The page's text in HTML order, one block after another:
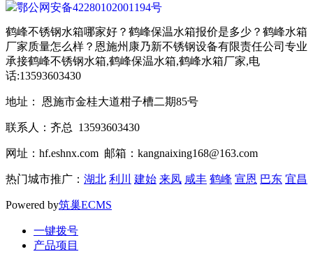
鄂公网安备42280102001194号
鹤峰不锈钢水箱哪家好？鹤峰保温水箱报价是多少？鹤峰水箱
厂家质量怎么样？恩施州康乃新不锈钢设备有限责任公司专业
承接鹤峰不锈钢水箱,鹤峰保温水箱,鹤峰水箱厂家,电
话:13593603430
地址： 恩施市金桂大道柑子槽二期85号
联系人：齐总 13593603430
网址：hf.eshnx.com 邮箱：kangnaixing168@163.com
热门城市推广： 湖北 利川 建始 来凤 咸丰 鹤峰 宣恩 巴东 宜昌
Powered by筑巢ECMS
一键拨号
产品项目